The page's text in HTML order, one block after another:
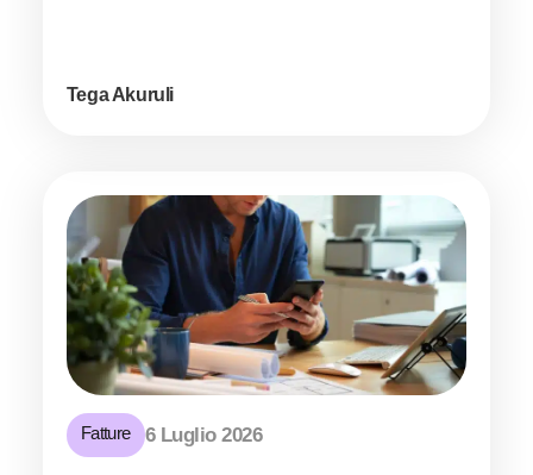
Tega Akuruli
Fatture 6 Luglio 2026